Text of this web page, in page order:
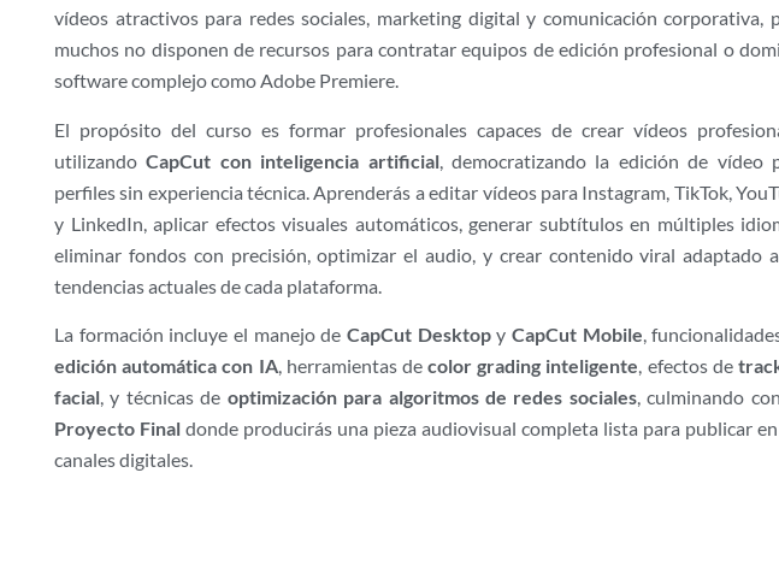
vídeos atractivos para redes sociales, marketing digital y comunicación corporativa,
muchos no disponen de recursos para contratar equipos de edición profesional o
software complejo como Adobe Premiere.
El propósito del curso es formar profesionales capaces de crear vídeos
utilizandoCapCut con inteligencia artificial, democratizando la edición de vídeo
perfiles sin experiencia técnica. Aprenderás a editar vídeos para Instagram, TikTok,
y LinkedIn, aplicar efectos visuales automáticos, generar subtítulos en múltiples
eliminar fondos con precisión, optimizar el audio, y crear contenido viral adaptado
tendencias actuales de cada plataforma.
La formación incluye el manejo de CapCut DesktopyCapCut Mobile,
edición automática con IA, herramientas decolor grading inteligente, efectos de
facial, y técnicas de optimización para algoritmos de redes sociales, culminando
Proyecto Final donde producirás una pieza audiovisual completa lista para publicar
canales digitales.